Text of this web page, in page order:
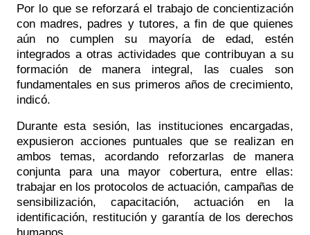
Por lo que se reforzará el trabajo de concientización
con madres, padres y tutores, a fin de que quienes
aún no cumplen su mayoría de edad, estén
integrados a otras actividades que contribuyan a su
formación de manera integral, las cuales son
fundamentales en sus primeros años de crecimiento,
indicó.
Durante esta sesión, las instituciones encargadas,
expusieron acciones puntuales que se realizan en
ambos temas, acordando reforzarlas de manera
conjunta para una mayor cobertura, entre ellas:
trabajar en los protocolos de actuación, campañas de
sensibilización, capacitación, actuación en la
identificación, restitución y garantía de los derechos
humanos.